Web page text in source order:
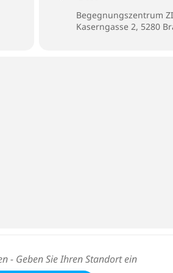
Begegnungszentrum
Kaserngasse 2, 5280